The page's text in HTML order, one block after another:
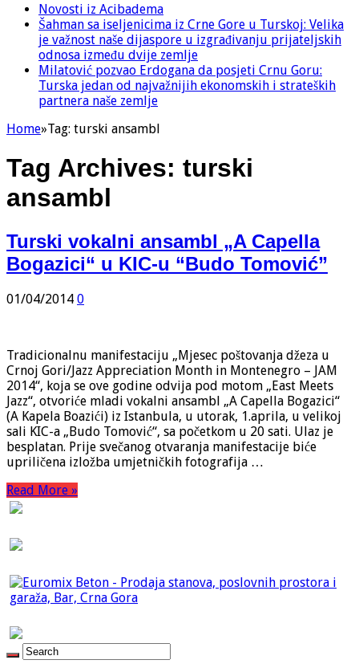
Novosti iz Acibadema
Šahman sa iseljenicima iz Crne Gore u Turskoj: Velika
je važnost naše dijaspore u izgrađivanju prijateljskih
odnosa između dvije zemlje
Milatović pozvao Erdogana da posjeti Crnu Goru:
Turska jedan od najvažnijih ekonomskih i strateških
partnera naše zemlje
Home»Tag: turski ansambl
Tag Archives: turski
ansambl
Turski vokalni ansambl „A Capella
Bogazici“ u KIC-u “Budo Tomović”
01/04/2014 0
Tradicionalnu manifestaciju „Mjesec poštovanja džeza u
Crnoj Gori/Jazz Appreciation Month in Montenegro – JAM
2014“, koja se ove godine odvija pod motom „East Meets
Jazz“, otvoriće mladi vokalni ansambl „A Capella Bogazici“
(A Kapela Boazići) iz Istanbula, u utorak, 1.aprila, u velikoj
sali KIC-a „Budo Tomović“, sa početkom u 20 sati. Ulaz je
besplatan. Prije svečanog otvaranja manifestacije biće
upriličena izložba umjetničkih fotografija …
Read More »